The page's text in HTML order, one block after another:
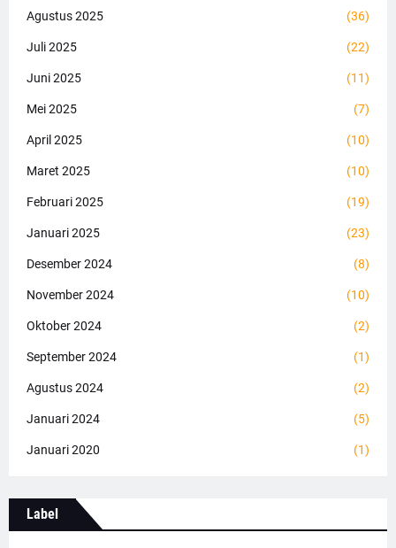
Agustus 2025 (36)
Juli 2025 (22)
Juni 2025 (11)
Mei 2025 (7)
April 2025 (10)
Maret 2025 (10)
Februari 2025 (19)
Januari 2025 (23)
Desember 2024 (8)
November 2024 (10)
Oktober 2024 (2)
September 2024 (1)
Agustus 2024 (2)
Januari 2024 (5)
Januari 2020 (1)
Label